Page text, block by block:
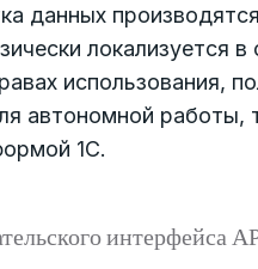
данных
использования,
автономной
1С.
интерфейса